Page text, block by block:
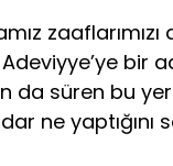
bir
da süren bu
ne